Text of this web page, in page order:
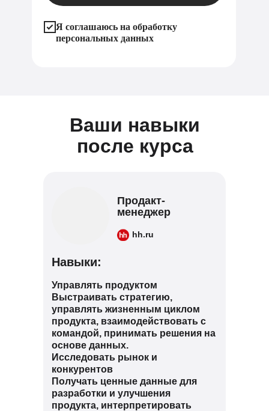
Я соглашаюсь на обработку
персональных данных
Навыки:
Ваши навыки
после курса
Управлять продуктом
Выстраивать стратегию,
управлять жизненным циклом
продукта, взаимодействовать с
командой, принимать решения на
основе данных.
Исследовать рынок и
конкурентов
Получать ценные данные для
разработки и улучшения
продукта, интерпретировать
hh.ru
Продакт-
менеджер